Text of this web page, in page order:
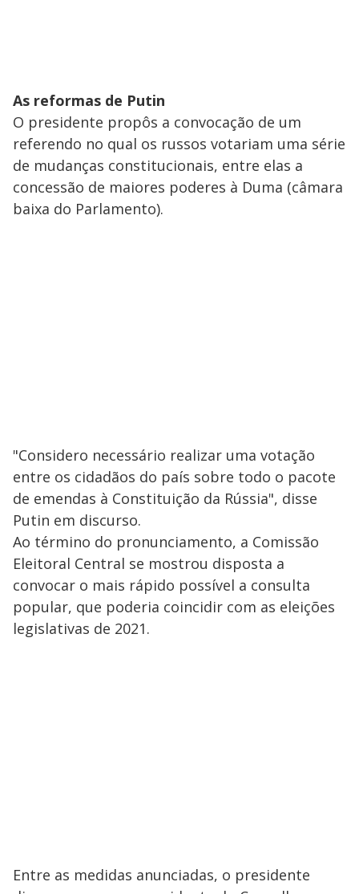
As reformas de Putin
O presidente propôs a convocação de um
referendo no qual os russos votariam uma série
de mudanças constitucionais, entre elas a
concessão de maiores poderes à Duma (câmara
baixa do Parlamento).
"Considero necessário realizar uma votação
entre os cidadãos do país sobre todo o pacote
de emendas à Constituição da Rússia", disse
Putin em discurso.
Ao término do pronunciamento, a Comissão
Eleitoral Central se mostrou disposta a
convocar o mais rápido possível a consulta
popular, que poderia coincidir com as eleições
legislativas de 2021.
Entre as medidas anunciadas, o presidente